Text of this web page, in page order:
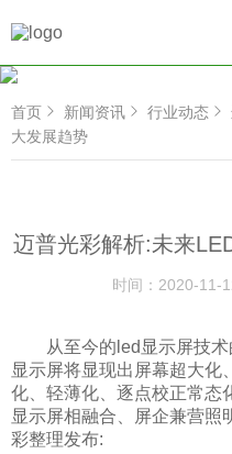
首页 新闻资讯 行业动态
大发展趋势
迈普光彩解析:未来
时间： 2020-11-
从至今的led显示屏技术
显示屏将显现出屏幕超大化
化、轻薄化、逐点校正常态
显示屏相融合、屏企兼营照
彩整理发布: